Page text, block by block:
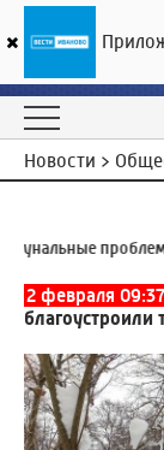
Новости >
проблемы?
2 февраля 09:37
благоустроили